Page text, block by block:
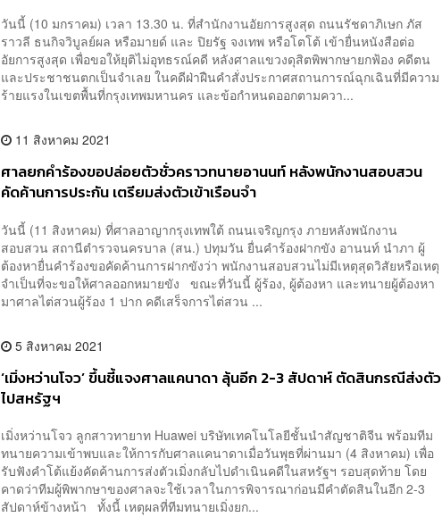
วันนี้ (10 มกราคม) เวลา 13.30 น. ที่สำนักงานอัยการสูงสุด ถนนรัชดาภิเษก ภัส
ราวลี ธนกิจวิบูลย์ผล หรือมายด์ และ ปิยรัฐ จงเทพ หรือโตโต้ เข้ายื่นหนังสือต่อ
อัยการสูงสุด เพื่อขอให้ยุติไม่อุทธรณ์คดี หลังศาลแขวงดุสิตพิพากษายกฟ้อง คดีตน
และประชาชนตกเป็นจำเลย ในคดีฝ่าฝืนคำสั่งประกาศสถานการณ์ฉุกเฉินที่มีความ
ร้ายแรงในเขตพื้นที่กรุงเทพมหานคร และข้อกำหนดออกตามควา...
11 สิงหาคม 2021
ศาลยกคำร้องขอปล่อยตัวชั่วคราวทนายอานนท์ หลังพนักงานสอบสวน
คัดค้านการประกัน เตรียมส่งตัวเข้าเรือนจำ
วันนี้ (11 สิงหาคม) ที่ศาลอาญากรุงเทพใต้ ถนนเจริญกรุง ภายหลังพนักงาน
สอบสวน สถานีตำรวจนครบาล (สน.) ปทุมวัน ยื่นคำร้องฝากขัง อานนท์ นำภา ผู้
ต้องหายื่นคำร้องขอคัดค้านการฝากขังว่า พนักงานสอบสวนไม่มีเหตุสุดวิสัยหรือเหตุ
จำเป็นที่จะขอให้ศาลออกหมายขัง ขณะที่วันนี้ ผู้ร้อง, ผู้ต้องหา และทนายผู้ต้องหา
มาศาลไต่สวนผู้ร้อง 1 ปาก คดีเสร็จการไต่สวน ...
5 สิงหาคม 2021
‘เมิ่งหว่านโจว’ ขึ้นชี้แจงศาลแคนาดา ลุ้นอีก 2-3 สัปดาห์ ตัดสินกรณีส่งตัว
ไปสหรัฐฯ
เมิ่งหว่านโจว ลูกสาวทายาท Huawei บริษัทเทคโนโลยีชั้นนำสัญชาติจีน พร้อมทีม
ทนายความเข้าพบและให้การกับศาลแคนาดาเมื่อวันพุธที่ผ่านมา (4 สิงหาคม) เพื่อ
รับฟังคำโต้แย้งคัดค้านการส่งตัวเมิ่งกลับไปดำเนินคดีในสหรัฐฯ รอบสุดท้าย โดย
คาดว่าทีมผู้พิพากษาของศาลจะใช้เวลาในการพิจารณาก่อนมีคำตัดสินในอีก 2-3
สัปดาห์ข้างหน้า ทั้งนี้ เหตุผลที่ทีมทนายเมิ่งยก...